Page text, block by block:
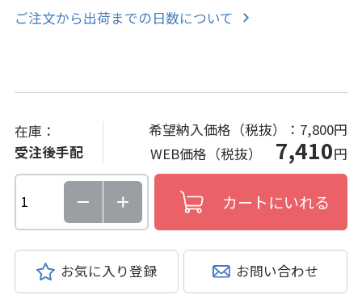
ご注文から出荷までの日数について
在庫：
受注後手配
希望納入価格（税抜）： 7,800円
WEB価格（税抜） 7,410円
お気に入り登録 お問い合わせ